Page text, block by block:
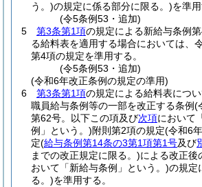
う。)の規定に係る部分に限る。)を準用
(令5条例53・追加)
5
第3条第1項の規定による新給与条例
る給料表を適用する場合においては、
第4項の規定を準用する。
(令5条例53・追加)
(令和6年改正条例の規定の準用)
6
第3条第1項の規定による給料表につ
職員給与条例等の一部を改正する条例(
第62号。以下この項及び次項において
例」という。)附則第2項の規定(令和6
定(給与条例第14条の3第1項第1号及び
までの改正規定に限る。)による改正後
おいて「新給与条例」という。)の規定
る。)を準用する。